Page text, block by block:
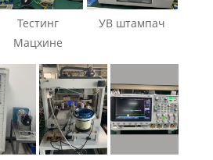
Тестинг
Мацхине
УВ штампач